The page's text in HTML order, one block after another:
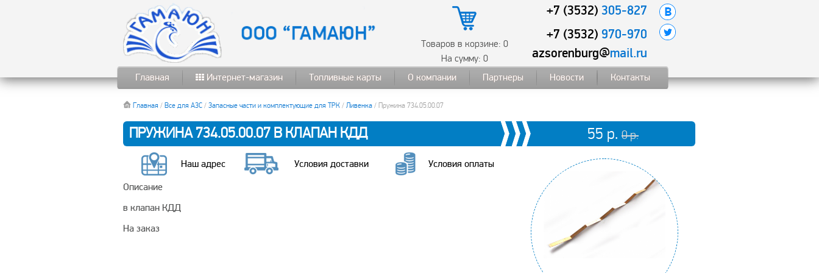
Товаров в корзине: 0
На сумму: 0
+7 (3532) 305-827
+7 (3532) 970-970
azsorenburg@mail.ru
Главная Интернет-магазин Топливные карты О компании Партнеры Новости Контакты
Главная / Все для АЗС / Запасные части и комплектующие для ТРК / Ливенка / Пружина 734.05.00.07
ПРУЖИНА 734.05.00.07 В КЛАПАН КДД 55 р. 0 р.
Наш адрес Условия доставки
Условия оплаты
Описание
в клапан КДД
На заказ